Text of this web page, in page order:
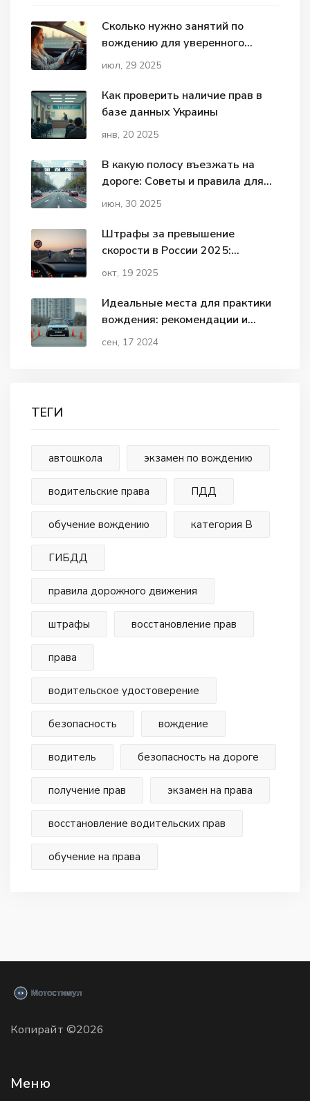
Сколько нужно занятий по
вождению для уверенного
вождения на дорогах
июл, 29 2025
Как проверить наличие прав в
базе данных Украины
янв, 20 2025
В какую полосу въезжать на
дороге: Советы и правила для
водителей
июн, 30 2025
Штрафы за превышение
скорости в России 2025:
таблицы, размеры и нюансы
окт, 19 2025
Идеальные места для практики
вождения: рекомендации и
советы
сен, 17 2024
ТЕГИ
автошкола экзамен по вождению
водительские права ПДД
обучение вождению категория В
ГИБДД
правила дорожного движения
штрафы восстановление прав
права
водительское удостоверение
безопасность вождение
водитель безопасность на дороге
получение прав экзамен на права
восстановление водительских прав
обучение на права
Копирайт ©2026
Меню